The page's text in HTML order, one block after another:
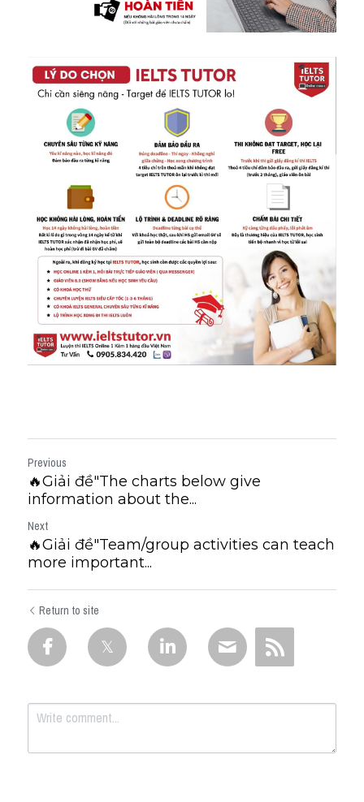
Previous
🔥Giải đề"The charts below give
information about the...
Next
🔥Giải đề"Team/group activities can teach
more important...
Return to site